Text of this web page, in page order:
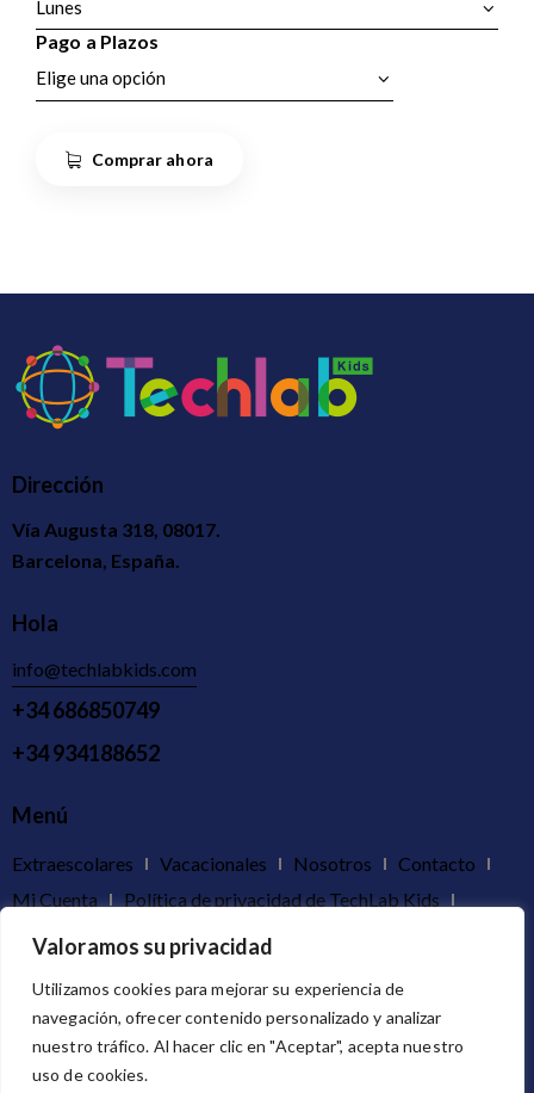
Valoramos su privacidad
Utilizamos cookies para mejorar su experiencia de
navegación, ofrecer contenido personalizado y analizar
nuestro tráfico. Al hacer clic en "Aceptar", acepta nuestro
uso de cookies.
Pago a Plazos
Comprar ahora
Dirección
Vía Augusta 318, 08017.
Barcelona, España.
Hola
info@techlabkids.com
+34 686850749
+34 934188652
Menú
Extraescolares Vacacionales Nosotros
Contacto
Mi Cuenta
Política de privacidad de TechLab Kids
Política cancelaciones y devoluciones
Redes